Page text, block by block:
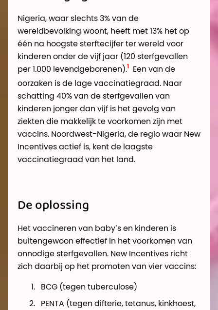
Nigeria, waar slechts 3% van de
wereldbevolking woont, heeft met 13% het op
één na hoogste sterftecijfer ter wereld voor
kinderen onder de vijf jaar (120 sterfgevallen
per 1.000 levendgeborenen). Een van de
oorzaken is de lage vaccinatiegraad. Naar
schatting 40% van de sterfgevallen van
kinderen jonger dan vijf is het gevolg van
ziekten die makkelijk te voorkomen zijn met
vaccins. Noordwest-Nigeria, de regio waar New
Incentives actief is, kent de laagste
vaccinatiegraad van het land.
De oplossing
Het vaccineren van baby’s en kinderen is
buitengewoon effectief in het voorkomen van
onnodige sterfgevallen. New Incentives richt
zich daarbij op het promoten van vier vaccins:
BCG (tegen tuberculose)
PENTA (tegen difterie, tetanus, kinkhoest,